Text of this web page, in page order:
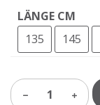
LÄNGE CM
135
145
1